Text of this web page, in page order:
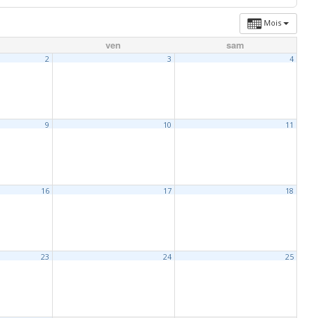
Mois
ven sam
2 3 4
9 10 11
16 17 18
23 24 25